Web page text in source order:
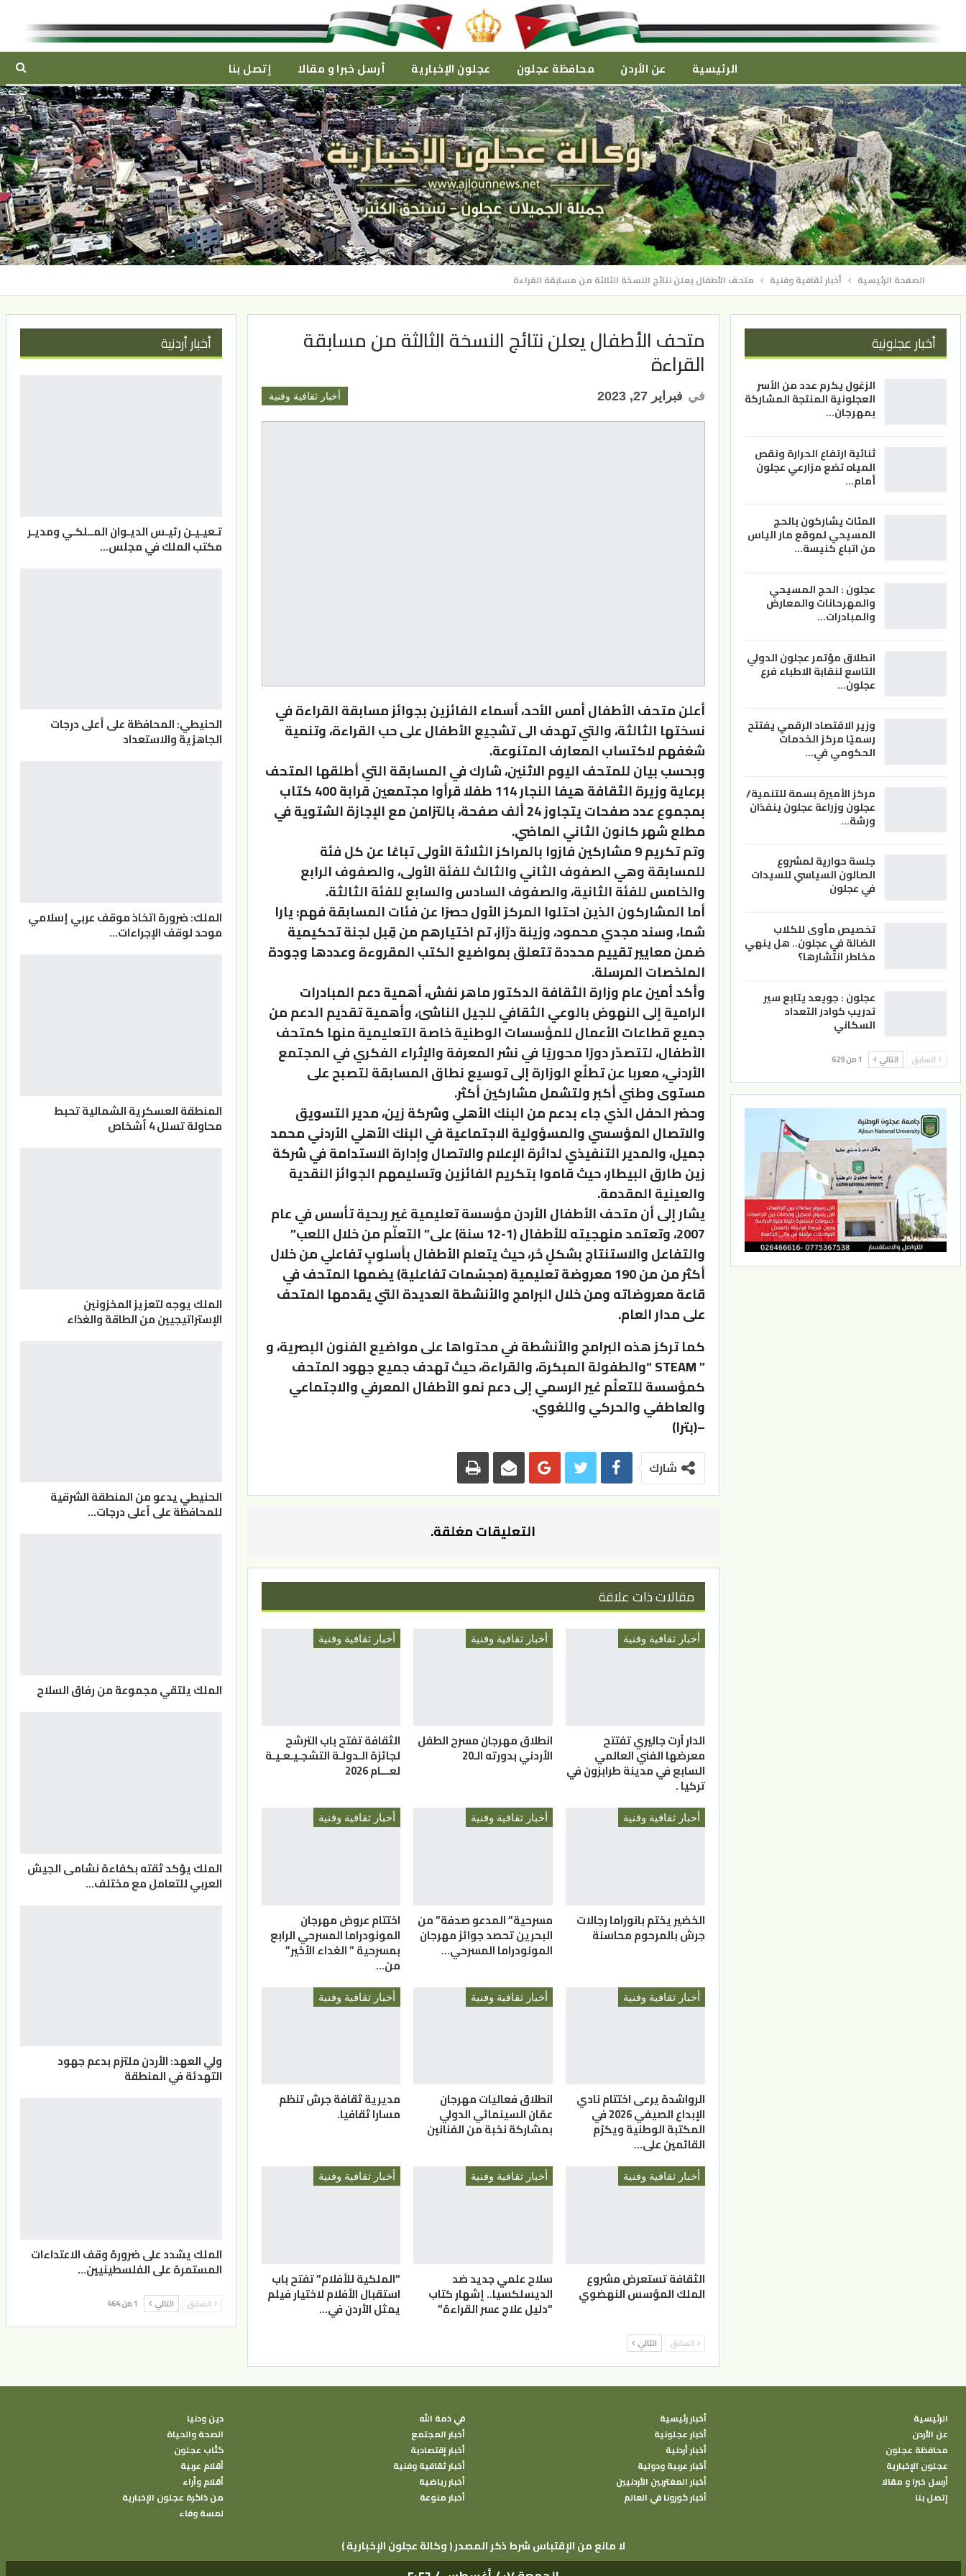
الرئيسية عن الأردن محافظة عجلون عجلون الإخبارية أرسل خبرا و مقالا إتصل بنا
الصفحة الرئيسية أخبار ثقافية وفنية متحف الأطفال يعلن نتائج النسخة الثالثة من مسابقة القراءة
متحف الأطفال يعلن نتائج النسخة الثالثة من مسابقة
القراءة
أخبار ثقافية وفنية في فبراير 27, 2023
أعلن متحف الأطفال أمس الأحد، أسماء الفائزين بجوائز مسابقة القراءة في
نسختها الثالثة، والتي تهدف الى تشجيع الأطفال على حب القراءة، وتنمية
شغفهم لاكتساب المعارف المتنوعة.
وبحسب بيان للمتحف اليوم الاثنين، شارك في المسابقة التي أطلقها المتحف
برعاية وزيرة الثقافة هيفا النجار 114 طفلا قرأوا مجتمعين قرابة 400 كتاب
بمجموع عدد صفحات يتجاوز 24 ألف صفحة، بالتزامن مع الإجازة الشتوية في
مطلع شهر كانون الثاني الماضي.
وتم تكريم 9 مشاركين فازوا بالمراكز الثلاثة الأولى تباعًا عن كل فئة
للمسابقة وهي الصفوف الثاني والثالث للفئة الأولى، والصفوف الرابع
والخامس للفئة الثانية، والصفوف السادس والسابع للفئة الثالثة.
أما المشاركون الذين احتلوا المركز الأول حصرًا عن فئات المسابقة فهم: يارا
شما، وسند مجدي محمود، وزينة درّاز، تم اختيارهم من قِبل لجنة تحكيمية
ضمن معايير تقييم محددة تتعلق بمواضيع الكتب المقروءة وعددها وجودة
الملخصات المرسلة.
وأكد أمين عام وزارة الثقافة الدكتور ماهر نفش، أهمية دعم المبادرات
الرامية إلى النهوض بالوعي الثقافي للجيل الناشئ، وأهمية تقديم الدعم من
جميع قطاعات الأعمال للمؤسسات الوطنية خاصة التعليمية منها كمتحف
الأطفال، لتتصدّر دورًا محوريًا في نشر المعرفة والإثراء الفكري في المجتمع
الأردني، معربا عن تطلّع الوزارة إلى توسيع نطاق المسابقة لتصبح على
مستوى وطني أكبر ولتشمل مشاركين أكثر.
وحضر الحفل الذي جاء بدعم من البنك الأهلي وشركة زين، مدير التسويق
والاتصال المؤسسي والمسؤولية الاجتماعية في البنك الأهلي الأردني محمد
جميل، والمدير التنفيذي لدائرة الإعلام والاتصال وإدارة الاستدامة في شركة
زين طارق البيطار، حيث قاموا بتكريم الفائزين وتسليمهم الجوائز النقدية
والعينية المقدمة.
يشار إلى أن متحف الأطفال الأردن مؤسسة تعليمية غير ربحية تأسس في عام
2007، وتعتمد منهجيته للأطفال (1-12 سنة) على” التعلّم من خلال اللعب”
والتفاعل والاستنتاج بشكلٍ حُر، حيث يتعلم الأطفال بأسلوبٍ تفاعلي من خلال
أكثر من من 190 معروضة تعليمية (مجسّمات تفاعلية) يضمها المتحف في
قاعة معروضاته ومن خلال البرامج والأنشطة العديدة التي يقدمها المتحف
على مدار العام.
كما تركز هذه البرامج والأنشطة في محتواها على مواضيع الفنون البصرية، و
” STEAM “والطفولة المبكرة، والقراءة، حيث تهدف جميع جهود المتحف
كمؤسسة للتعلّم غير الرسمي إلى دعم نمو الأطفال المعرفي والاجتماعي
والعاطفي والحركي واللغوي.
–(بترا)
شارك
التعليقات مغلقة.
مقالات ذات علاقة
أخبار ثقافية وفنية
الدار آرت جاليري تفتتح
معرضها الفني العالمي
السابع في مدينة طرابزون في
تركيا .
أخبار ثقافية وفنية
انطلاق مهرجان مسرح الطفل
الأردني بدورته الـ20
أخبار ثقافية وفنية
الثقافة تفتح باب الترشح
لجائزة الـدولـة التشجـيـعـيـة
لعـــام 2026
أخبار ثقافية وفنية
الخضير يختم بانوراما رجالات
جرش بالمرحوم محاسنة
أخبار ثقافية وفنية
مسرحية” المدعو صدفة” من
البحرين تحصد جوائز مهرجان
المونودراما المسرحي…
أخبار ثقافية وفنية
اختتام عروض مهرجان
المونودراما المسرحي الرابع
بمسرحية ” الغداء الأخير”
من…
أخبار ثقافية وفنية
الرواشدة يرعى اختتام نادي
الإبداع الصيفي 2026 في
المكتبة الوطنية ويكرّم
القائمين على…
أخبار ثقافية وفنية
انطلاق فعاليات مهرجان
عمّان السينمائي الدولي
بمشاركة نخبة من الفنانين
أخبار ثقافية وفنية
مديرية ثقافة جرش تنظم
مسارا ثقافيا.
أخبار ثقافية وفنية
الثقافة تستعرض مشروع
الملك المؤسس النهضوي
أخبار ثقافية وفنية
سلاح علمي جديد ضد
الديسلكسيا.. إشهار كتاب
“دليل علاج عسر القراءة”
أخبار ثقافية وفنية
“الملكية للأفلام” تفتح باب
استقبال الأفلام لاختيار فيلم
يمثل الأردن في…
السابق التالي
أخبار عجلونية
الزغول يكرم عدد من الأسر
العجلونية المنتجة المشاركة
بمهرجان…
ثنائية ارتفاع الحرارة ونقص
المياه تضع مزارعي عجلون
أمام…
المئات يشاركون بالحج
المسيحي لموقع مار الياس
من اتباع كنيسة…
عجلون : الحج المسيحي
والمهرحانات والمعارض
والمبادرات…
انطلاق مؤتمر عجلون الدولي
التاسع لنقابة الاطباء فرع
عجلون…
وزير الاقتصاد الرقمي يفتتح
رسميًا مركز الخدمات
الحكومي في…
مركز الأميرة بسمة للتنمية/
عجلون وزراعة عجلون ينفذان
ورشة…
جلسة حوارية لمشروع
الصالون السياسي للسيدات
في عجلون
تخصيص مأوى للكلاب
الضالة في عجلون.. هل ينهي
مخاطر انتشارها؟
عجلون : جويعد يتابع سير
تدريب كوادر التعداد
السكاني
السابق التالي 1 من 629
أخبار أردنية
تـعيـيـن رئيـس الديـوان المــلكـي ومديـر
مكتب الملك في مجلس…
الحنيطي: المحافظة على أعلى درجات
الجاهزية والاستعداد
الملك: ضرورة اتخاذ موقف عربي إسلامي
موحد لوقف الإجراءات…
المنطقة العسكرية الشمالية تحبط
محاولة تسلل 4 أشخاص
الملك يوجه لتعزيز المخزونين
الإستراتيجيين من الطاقة والغذاء
الحنيطي يدعو من المنطقة الشرقية
للمحافظة على أعلى درجات…
الملك يلتقي مجموعة من رفاق السلاح
الملك يؤكد ثقته بكفاءة نشامى الجيش
العربي للتعامل مع مختلف…
ولي العهد: الأردن ملتزم بدعم جهود
التهدئة في المنطقة
الملك يشدد على ضرورة وقف الاعتداءات
المستمرة على الفلسطينيين…
السابق التالي 1 من 464
الرئيسية
عن الأردن
محافظة عجلون
عجلون الإخبارية
أرسل خبرا و مقالا
إتصل بنا
أخبار رئيسية
أخبار عجلونية
أخبار أردنية
أخبار عربية ودولية
أخبار المغتربين الأردنيين
أخبار كورونا في العالم
في ذمة الله
أخبار المجتمع
أخبار إقتصادية
أخبار ثقافية وفنية
أخبار رياضية
أخبار منوعة
دين ودنيا
الصحة والحياة
كتًاب عجلون
أقلام عربية
أقلام وأراء
من ذاكرة عجلون الإخبارية
لمسة وفاء
( وكالة عجلون الإخبارية ) لا مانع من الإقتباس شرط ذكر المصدر